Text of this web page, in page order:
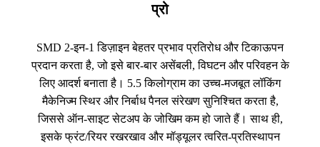
प्रो
SMD 2-इन-1 डिज़ाइन बेहतर प्रभाव प्रतिरोध और टिकाऊपन
प्रदान करता है, जो इसे बार-बार असेंबली, विघटन और परिवहन के
लिए आदर्श बनाता है। 5.5 किलोग्राम का उच्च-मजबूत लॉकिंग
मैकेनिज्म स्थिर और निर्बाध पैनल संरेखण सुनिश्चित करता है,
जिससे ऑन-साइट सेटअप के जोखिम कम हो जाते हैं। साथ ही,
इसके फ्रंट/रियर रखरखाव और मॉड्यूलर त्वरित-प्रतिस्थापन